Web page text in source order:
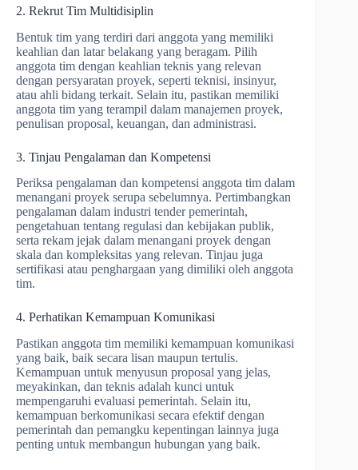
2. Rekrut Tim Multidisiplin
Bentuk tim yang terdiri dari anggota yang memiliki
keahlian dan latar belakang yang beragam. Pilih
anggota tim dengan keahlian teknis yang relevan
dengan persyaratan proyek, seperti teknisi, insinyur,
atau ahli bidang terkait. Selain itu, pastikan memiliki
anggota tim yang terampil dalam manajemen proyek,
penulisan proposal, keuangan, dan administrasi.
3. Tinjau Pengalaman dan Kompetensi
Periksa pengalaman dan kompetensi anggota tim dalam
menangani proyek serupa sebelumnya. Pertimbangkan
pengalaman dalam industri tender pemerintah,
pengetahuan tentang regulasi dan kebijakan publik,
serta rekam jejak dalam menangani proyek dengan
skala dan kompleksitas yang relevan. Tinjau juga
sertifikasi atau penghargaan yang dimiliki oleh anggota
tim.
4. Perhatikan Kemampuan Komunikasi
Pastikan anggota tim memiliki kemampuan komunikasi
yang baik, baik secara lisan maupun tertulis.
Kemampuan untuk menyusun proposal yang jelas,
meyakinkan, dan teknis adalah kunci untuk
mempengaruhi evaluasi pemerintah. Selain itu,
kemampuan berkomunikasi secara efektif dengan
pemerintah dan pemangku kepentingan lainnya juga
penting untuk membangun hubungan yang baik.